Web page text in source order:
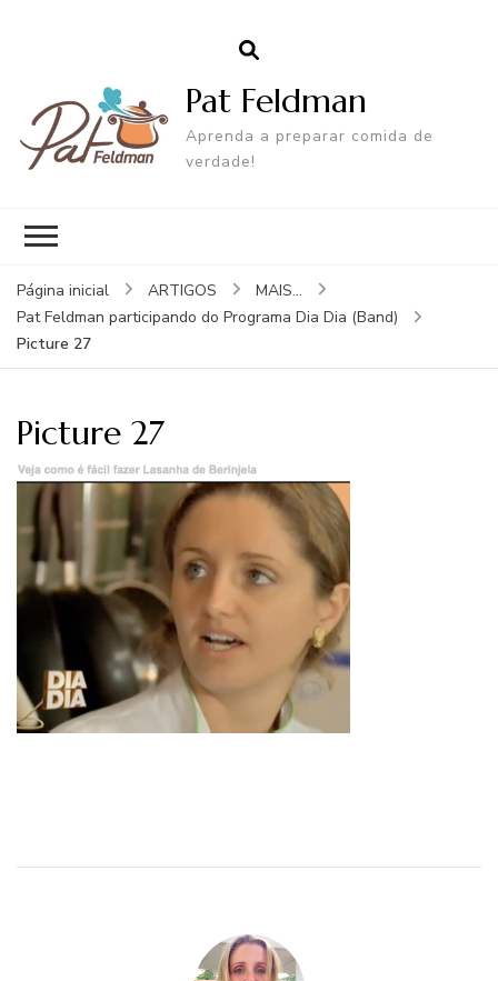
Pat Feldman
Aprenda a preparar comida de
verdade!
Página inicial ARTIGOS
MAIS...
Pat Feldman participando do Programa Dia Dia (Band)
Picture 27
Picture 27